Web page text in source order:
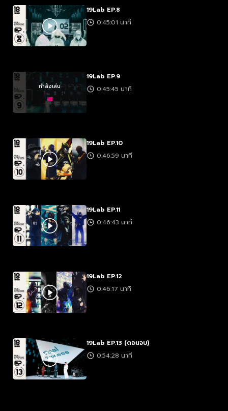
19Lab EP.8
0:45:01 นาที
กำลังเล่น
19Lab EP.9
0:45:45 นาที
19Lab EP.10
0:46:59 นาที
19Lab EP.11
0:46:43 นาที
19Lab EP.12
0:46:17 นาที
19Lab EP.13 (ตอนจบ)
0:54:28 นาที